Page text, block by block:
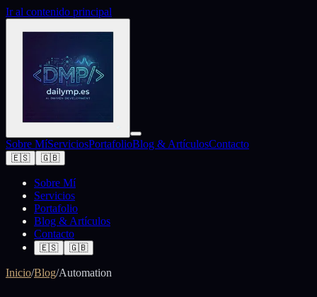
Ir al contenido principal
Sobre MíServiciosPortafolioBlog & ArtículosContacto
🇪🇸 🇬🇧
Sobre Mí
Servicios
Portafolio
Blog & Artículos
Contacto
🇪🇸 🇬🇧
Inicio/Blog/Automation